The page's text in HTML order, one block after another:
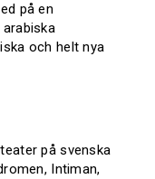
på en
och helt nya
på svenska
Intiman,